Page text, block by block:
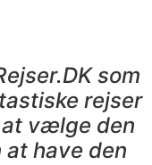
som
rejser
vælge den
have den